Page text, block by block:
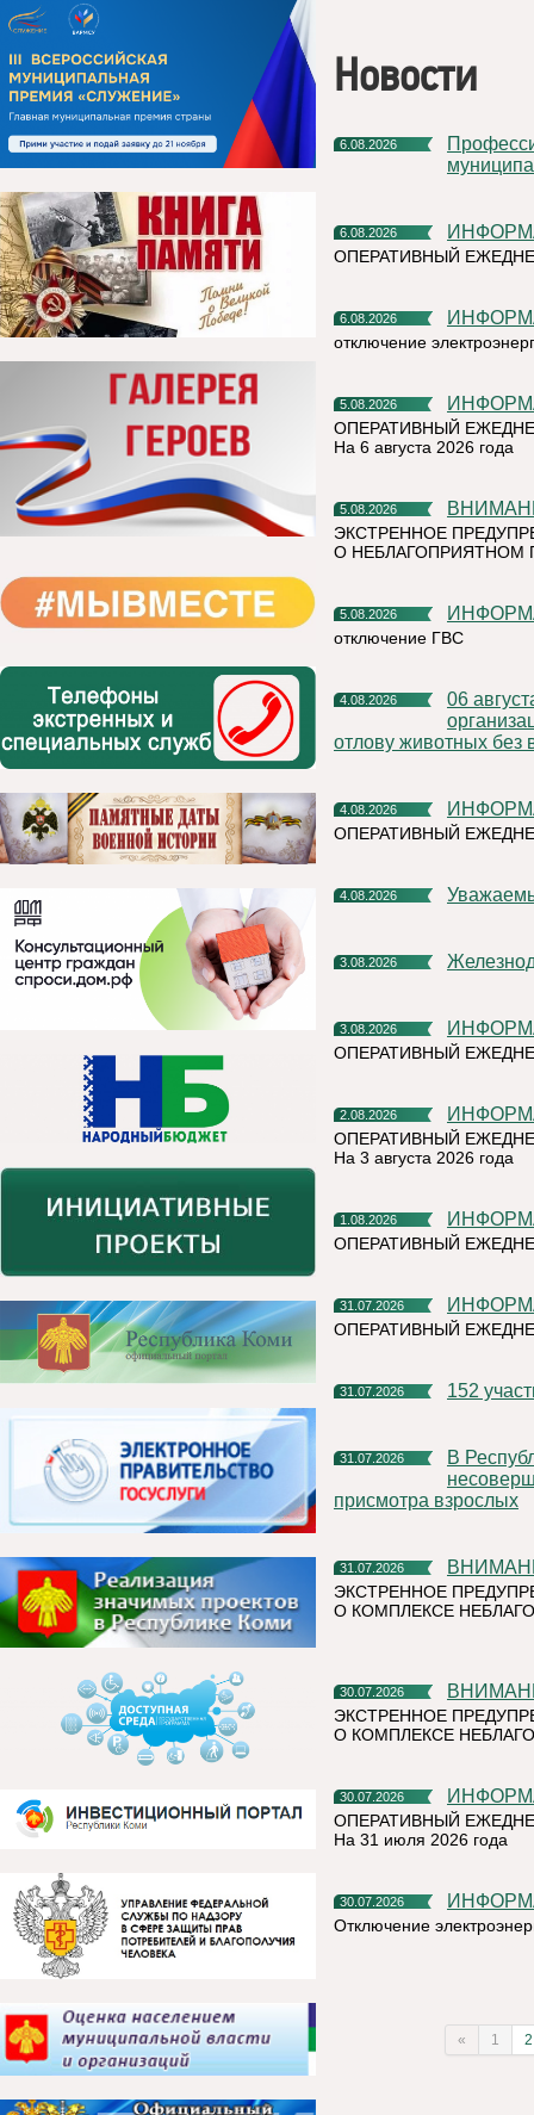
Новости
6.08.2026
Профессиональное развитие в цифровом университете
6.08.2026
ОПЕРАТИВНЫЙ
6.08.2026
отключение
5.08.2026
ОПЕРАТИВНЫЙ
На 6 августа 2026 года
5.08.2026
ЭКСТРЕННОЕ
О НЕБЛАГОПРИЯТНОМ
5.08.2026
отключение ГВС
4.08.2026
06 августа 2026 года на территории Княжпогостского района,
отлову животных без
4.08.2026
ОПЕРАТИВНЫЙ
4.08.2026
3.08.2026
3.08.2026
ОПЕРАТИВНЫЙ
2.08.2026
ОПЕРАТИВНЫЙ
На 3 августа 2026 года
1.08.2026
ОПЕРАТИВНЫЙ
31.07.2026
ОПЕРАТИВНЫЙ
31.07.2026 152
31.07.2026
В Республике Коми участились случаи нахождения и купания
присмотра взрослых
31.07.2026
ЭКСТРЕННОЕ
О КОМПЛЕКСЕ
30.07.2026
ЭКСТРЕННОЕ
О КОМПЛЕКСЕ
30.07.2026
ОПЕРАТИВНЫЙ
На 31 июля 2026 года
30.07.2026
Отключение
« 1 2